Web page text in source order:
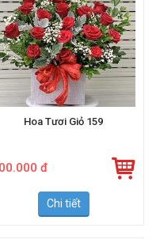
Chi tiết